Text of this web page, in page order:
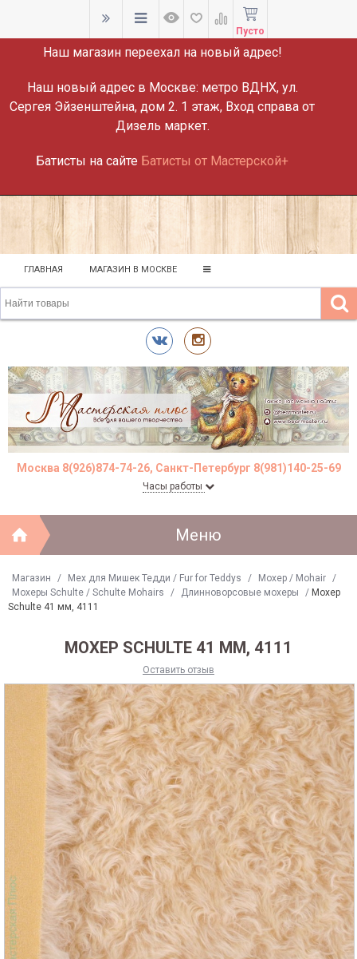
ВНИМАНИЕ!
Наш магазин переехал на новый адрес!
Наш новый адрес в Москве: метро ВДНХ, ул.
Сергея Эйзенштейна, дом 2. 1 этаж, Вход справа от
Дизель маркет.
Батисты на сайте Батисты от Мастерской+
Пусто
ГЛАВНАЯ МАГАЗИН В МОСКВЕ
Москва 8(926)874-74-26, Санкт-Петербург 8(981)140-25-69
Часы работы
Меню
Магазин / Мех для Мишек Тедди / Fur for Teddys / Моxер / Mohair
/
Мохеры Sсhulte / Schulte Mohairs
/ Длинноворсовые мохеры / Мохер
Schulte 41 мм, 4111
МОХЕР SCHULTE 41 ММ, 4111
Оставить отзыв